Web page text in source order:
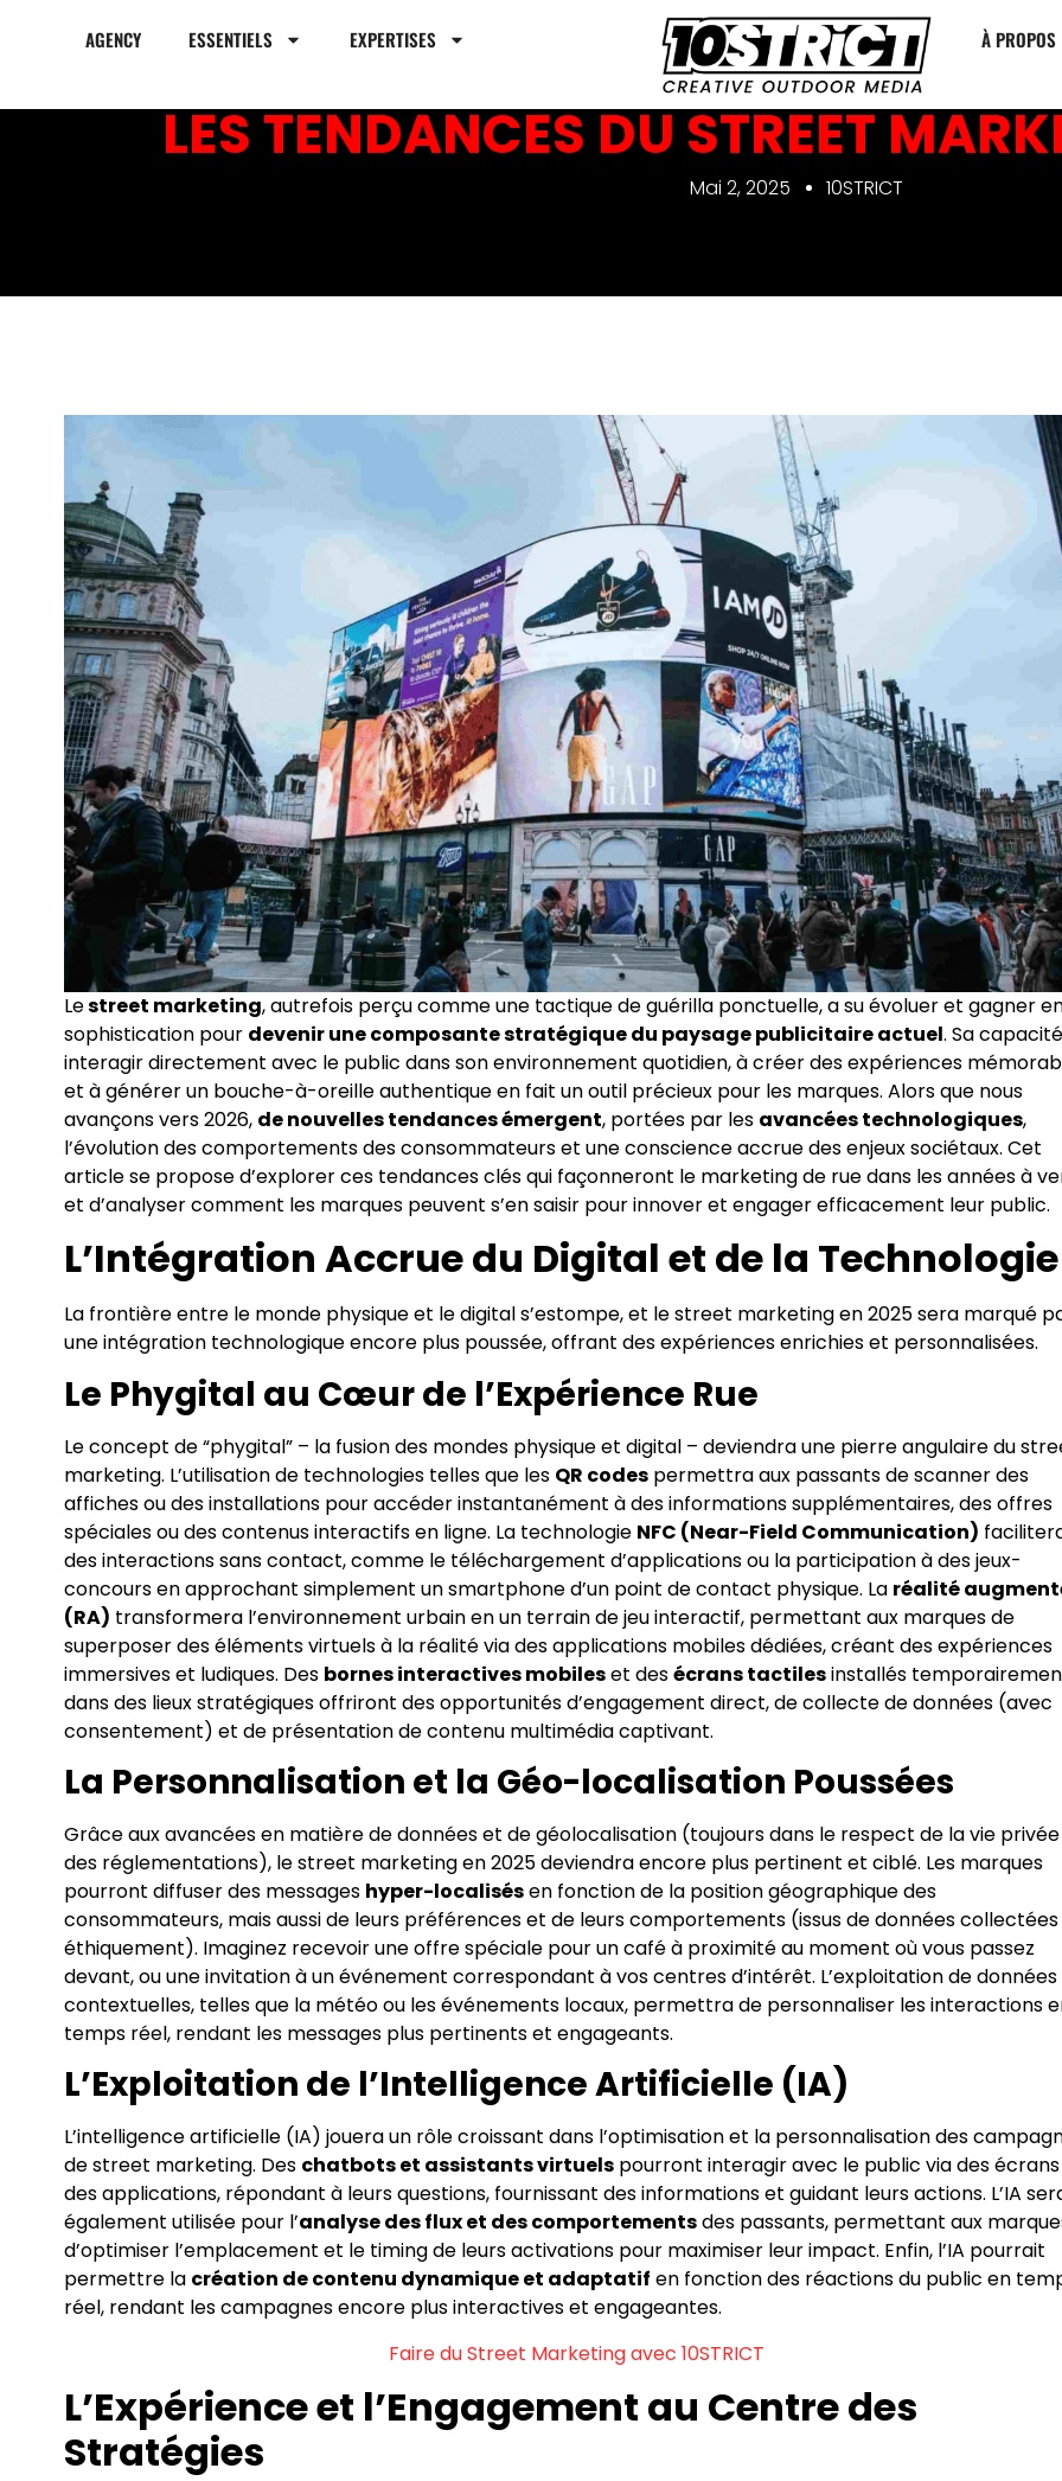
AGENCY ESSENTIELS EXPERTISES À PROPOS
LES TENDANCES DU STREET
Mai 2, 2025 10STRICT
Lestreet marketing, autrefois perçu comme une tactique de guérilla ponctuelle, a su évoluer et gagner
sophistication pour devenir une composante stratégique du paysage publicitaire actuel. Sa
interagir directement avec le public dans son environnement quotidien, à créer des expériences
et à générer un bouche-à-oreille authentique en fait un outil précieux pour les marques. Alors que nous
avançons vers 2026, de nouvelles tendances émergent, portées par les avancées technologiques,
l’évolution des comportements des consommateurs et une conscience accrue des enjeux sociétaux. Cet
article se propose d’explorer ces tendances clés qui façonneront le marketing de rue dans les années à
et d’analyser comment les marques peuvent s’en saisir pour innover et engager efficacement leur public.
L’Intégration Accrue du Digital et de la Technologie
La frontière entre le monde physique et le digital s’estompe, et le street marketing en 2025 sera marqué
une intégration technologique encore plus poussée, offrant des expériences enrichies et personnalisées.
Le Phygital au Cœur de l’Expérience Rue
Le concept de “phygital” – la fusion des mondes physique et digital – deviendra une pierre angulaire du
marketing. L’utilisation de technologies telles que les QR codespermettra aux passants de scanner des
affiches ou des installations pour accéder instantanément à des informations supplémentaires, des offres
spéciales ou des contenus interactifs en ligne. La technologie NFC (Near-Field Communication)
des interactions sans contact, comme le téléchargement d’applications ou la participation à des jeux-
concours en approchant simplement un smartphone d’un point de contact physique. La réalité
(RA) transformera l’environnement urbain en un terrain de jeu interactif, permettant aux marques de
superposer des éléments virtuels à la réalité via des applications mobiles dédiées, créant des expériences
immersives et ludiques. Des bornes interactives mobileset desécrans tactilesinstallés
dans des lieux stratégiques offriront des opportunités d’engagement direct, de collecte de données (avec
consentement) et de présentation de contenu multimédia captivant.
La Personnalisation et la Géo-localisation Poussées
Grâce aux avancées en matière de données et de géolocalisation (toujours dans le respect de la vie
des réglementations), le street marketing en 2025 deviendra encore plus pertinent et ciblé. Les marques
pourront diffuser des messages hyper-localisésen fonction de la position géographique des
consommateurs, mais aussi de leurs préférences et de leurs comportements (issus de données collectées
éthiquement). Imaginez recevoir une offre spéciale pour un café à proximité au moment où vous passez
devant, ou une invitation à un événement correspondant à vos centres d’intérêt. L’exploitation de données
contextuelles, telles que la météo ou les événements locaux, permettra de personnaliser les interactions
temps réel, rendant les messages plus pertinents et engageants.
L’Exploitation de l’Intelligence Artificielle (IA)
L’intelligence artificielle (IA) jouera un rôle croissant dans l’optimisation et la personnalisation des
de street marketing. Des chatbots et assistants virtuelspourront interagir avec le public via des écrans
des applications, répondant à leurs questions, fournissant des informations et guidant leurs actions. L’IA
également utilisée pour l’analyse des flux et des comportementsdes passants, permettant aux
d’optimiser l’emplacement et le timing de leurs activations pour maximiser leur impact. Enfin, l’IA pourrait
permettre la création de contenu dynamique et adaptatif en fonction des réactions du public en
réel, rendant les campagnes encore plus interactives et engageantes.
Faire du Street Marketing avec 10STRICT
L’Expérience et l’Engagement au Centre des
Stratégies